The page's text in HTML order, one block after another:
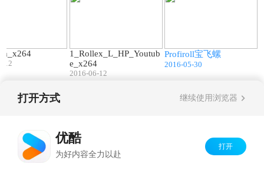
12
1_Rollex_L_HP_Youtub
e_x264
2016-06-12
Profiroll宝飞螺
2016-05-30
打开方式 继续使用浏览器
优酷
为好内容全力以赴
打开